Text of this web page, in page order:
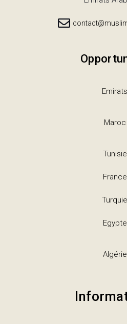
Emirats
Maroc
Tunisie
France
Turquie
Egypte
Algérie